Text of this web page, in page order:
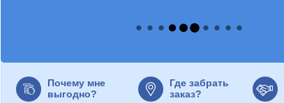
Почему мне
выгодно?
Где забрать
заказ?